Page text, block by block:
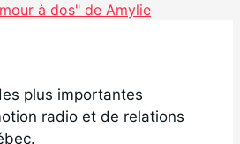
à dos" de Amylie
plus importantes
radio et de relations